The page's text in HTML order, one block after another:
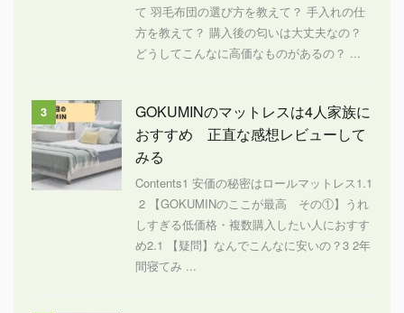
て 羽毛布団の選び方を教えて？ 手入れの仕
方を教えて？ 購入後の匂いは大丈夫なの？
どうしてこんなに高価なものがあるの？ ...
3
GOKUMINのマットレスは4人家族に
おすすめ 正直な感想レビューして
みる
Contents1 安価の秘密はロールマットレス1.1
2 【GOKUMINのここが最高 その①】うれ
しすぎる低価格・複数購入したい人におすす
め2.1 【疑問】なんでこんなに安いの？3 2年
間寝てみ ...